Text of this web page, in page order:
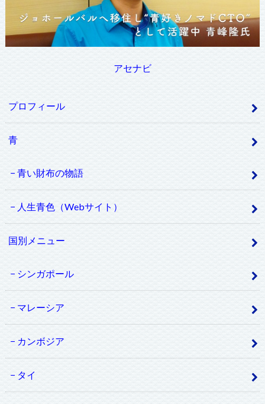
アセナビ
プロフィール
青
青い財布の物語
人生青色（Webサイト）
国別メニュー
シンガポール
マレーシア
カンボジア
タイ